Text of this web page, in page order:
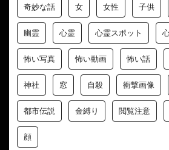
奇妙な話 女 女性 子供
幽霊 心霊 心霊スポット
怖い写真 怖い動画 怖い話
神社 窓 自殺 衝撃画像
都市伝説 金縛り 閲覧注意
顔